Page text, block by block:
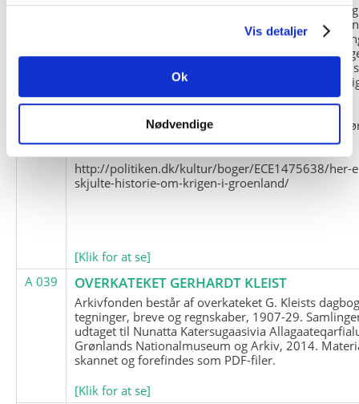
Vis detaljer
Ok
Nødvendige
og Marius Jensen som medlem. Marius Jensens
befinder sig i Militärhistorisches Museum i Dresden
(Tyskland). Kopierne af Friedrich Littmanns
klausuleret iht. aftalen med giveren og Franz
Kontakt venligst Arktisk Instituts ledelse i
brugen af materialet til studie- og
formål.
Nedenunder findes et link til en presseartikel
historien om Nordøstgrønlands Slædepatrulje:
http://politiken.dk/kultur/boger/ECE1475638/her-
skjulte-historie-om-krigen-i-groenland/
[Klik for at se]
A 039
OVERKATEKET GERHARDT KLEIST
Arkivfonden består af overkateket G. Kleists
tegninger, breve og regnskaber, 1907-29.
udtaget til Nunatta Katersugaasivia
Grønlands Nationalmuseum og Arkiv, 2014.
skannet og forefindes som PDF-filer.
[Klik for at se]